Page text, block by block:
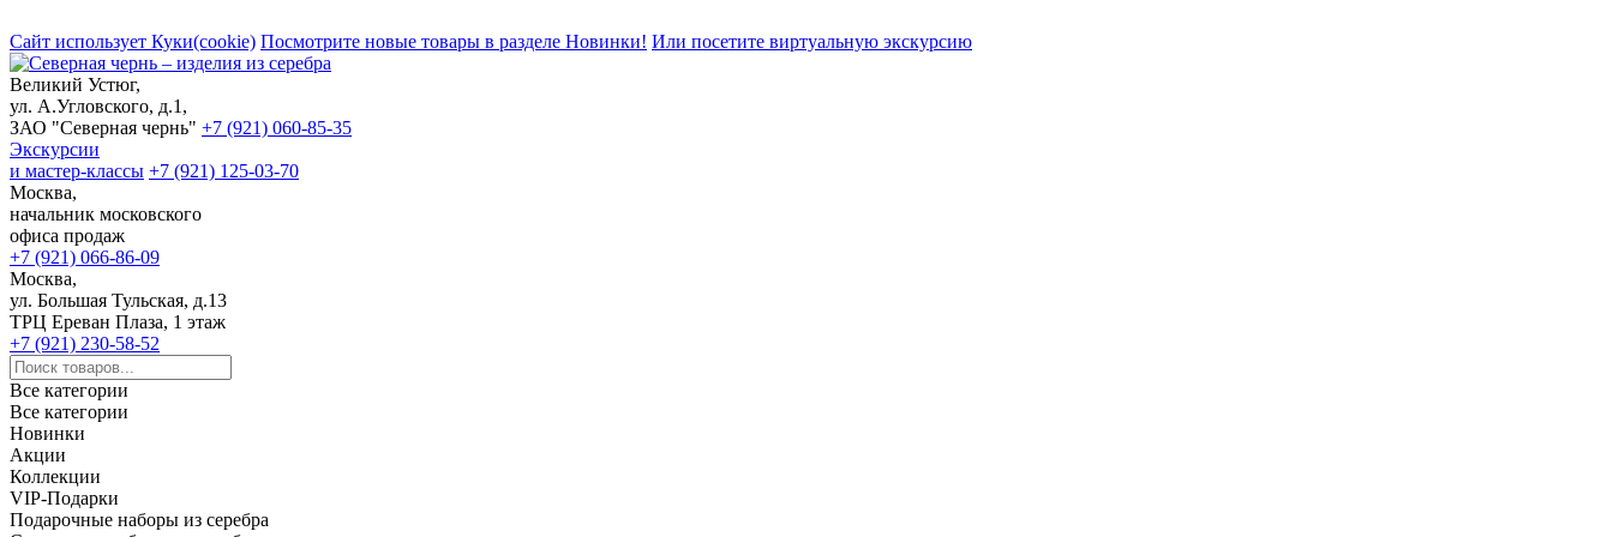
Сайт использует Куки(cookie) Посмотрите новые товары в разделе Новинки! Или посетите виртуальную экскурсию
Великий Устюг,
ул. А.Угловского, д.1,
ЗАО "Северная чернь" +7 (921) 060-85-35
Экскурсии
и мастер-классы +7 (921) 125-03-70
Москва,
начальник московского
офиса продаж
+7 (921) 066-86-09
Москва,
ул. Большая Тульская, д.13
ТРЦ Ереван Плаза, 1 этаж
+7 (921) 230-58-52
Все категории
Все категории
Новинки
Акции
Коллекции
VIP-Подарки
Подарочные наборы из серебра